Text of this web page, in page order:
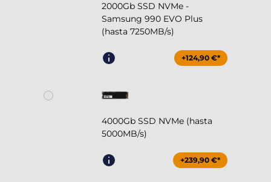
2000Gb SSD NVMe -
Samsung 990 EVO Plus
(hasta 7250MB/s)
+124,90 €*
4000Gb SSD NVMe (hasta
5000MB/s)
+239,90 €*